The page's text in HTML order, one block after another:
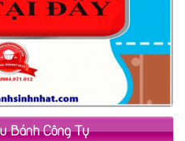
Bánh Công Ty